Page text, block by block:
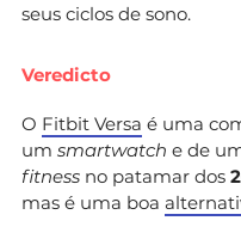
seus ciclos de sono.
Veredicto
O Fitbit Versa é uma
um smartwatch e de
fitness no patamar dos
mas é uma boa